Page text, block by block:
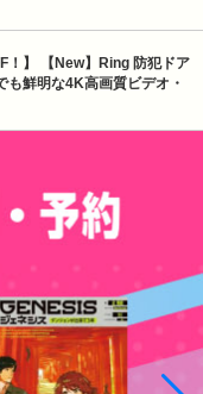
！】 【New】Ring 防犯ドア
鮮明な4K高画質ビデオ・